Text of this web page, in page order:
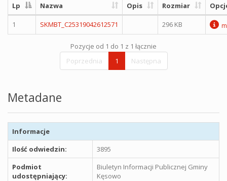
Lp Nazwa Opis Rozmiar
1 SKMBT_C25319042612571 296 KB
Pozycje od 1 do 1 z 1 łącznie
Poprzednia
1 Następna
Metadane
Informacje
Ilość odwiedzin:
3895
Podmiot
udostępniający:
Biuletyn Informacji Publicznej Gminy
Kęsowo